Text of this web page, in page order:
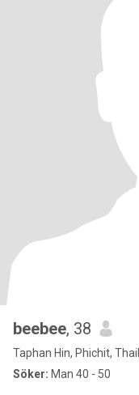
beebee, 38
Taphan Hin, Phichit,
Söker: Man 40 - 50